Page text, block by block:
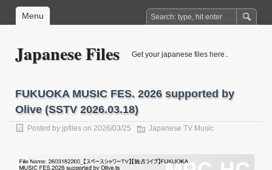
Menu
Japanese Files Get your japanese files here..
FUKUOKA MUSIC FES. 2026 supported by
Olive (SSTV 2026.03.18)
Posted by jpfiles on 2026/03/25 Japanese TV Music